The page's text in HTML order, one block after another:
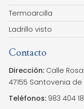
Termoarcilla
Ladrillo visto
Contacto
Dirección: Calle
47155 Santovenia de
Teléfonos: 983 404